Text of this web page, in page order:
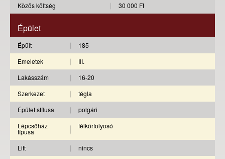
Közös költség
30 000 Ft
Épület
Épült
185
Emeletek
III.
Lakásszám
16-20
Szerkezet
tégla
Épület stílusa
polgári
Lépcsőház
típusa
félkörfolyosó
Lift
nincs